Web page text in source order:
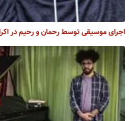
اجرای موسیقی توسط رحمان و رحیم در